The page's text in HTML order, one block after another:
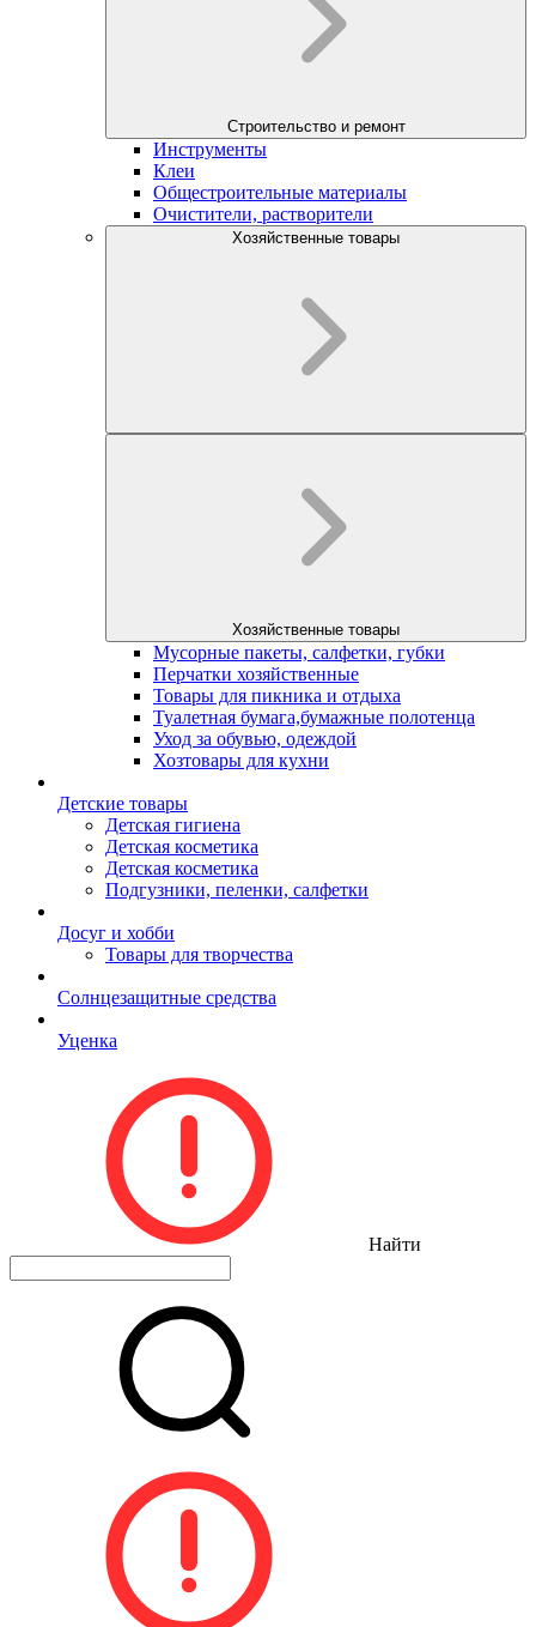
Строительство и ремонт
Инструменты
Клеи
Общестроительные материалы
Очистители, растворители
Хозяйственные товары
Хозяйственные товары
Мусорные пакеты, салфетки, губки
Перчатки хозяйственные
Товары для пикника и отдыха
Туалетная бумага,бумажные полотенца
Уход за обувью, одеждой
Хозтовары для кухни
Детские товары
Детская гигиена
Детская косметика
Детская косметика
Подгузники, пеленки, салфетки
Досуг и хобби
Товары для творчества
Солнцезащитные средства
Уценка
Найти